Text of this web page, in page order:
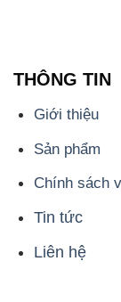
THÔNG TIN
Giới thiệu
Sản phẩm
Chính sách
Tin tức
Liên hệ